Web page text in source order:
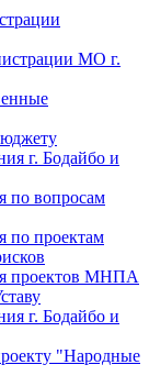
МО г.
г. Бодайбо и
по вопросам
по проектам
проектов МНПА
г. Бодайбо и
"Народные